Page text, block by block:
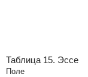
Таблица 15. Эссе
Поле